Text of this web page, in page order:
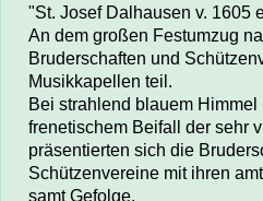
"St. Josef Dalhausen v. 1605
An dem großen Festumzug
Bruderschaften und
Musikkapellen teil.
Bei strahlend blauem Himmel
frenetischem Beifall der sehr
präsentierten sich die
Schützenvereine mit ihren
samt Gefolge.